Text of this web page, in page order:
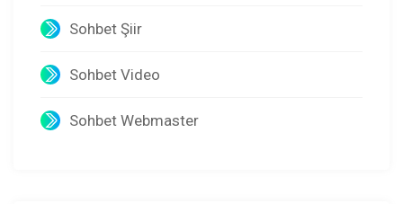
Sohbet Şiir
Sohbet Video
Sohbet Webmaster